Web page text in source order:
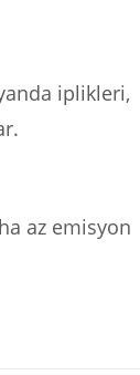
iplikleri,
az emisyon